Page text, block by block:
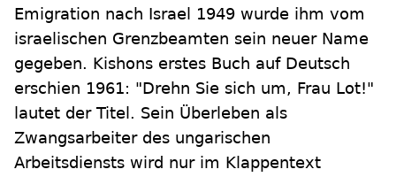
Emigration nach Israel 1949 wurde ihm vom
israelischen Grenzbeamten sein neuer Name
gegeben. Kishons erstes Buch auf Deutsch
erschien 1961: "Drehn Sie sich um, Frau Lot!"
lautet der Titel. Sein Überleben als
Zwangsarbeiter des ungarischen
Arbeitsdiensts wird nur im Klappentext